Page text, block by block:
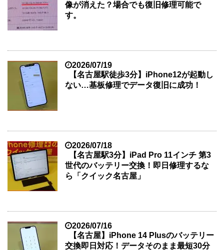
像が消えた？場合でも復旧修理可能で
す。
2026/07/19
【名古屋駅徒歩3分】iPhone12が起動し
ない…基板修理でデータ復旧に成功！
2026/07/18
【名古屋駅3分】iPad Pro 11インチ 第3
世代のバッテリー交換！即日修理するな
ら「クイック名古屋」
2026/07/16
【名古屋】iPhone 14 Plusのバッテリー
交換即日対応！データそのまま最短30分